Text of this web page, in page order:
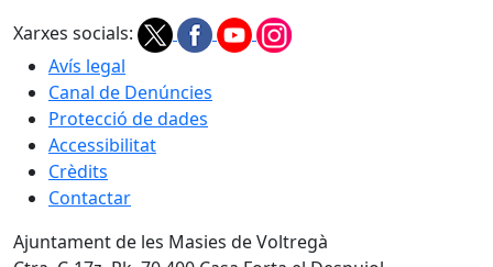
Xarxes socials:
Avís legal
Canal de Denúncies
Protecció de dades
Accessibilitat
Crèdits
Contactar
Ajuntament de les Masies de Voltregà